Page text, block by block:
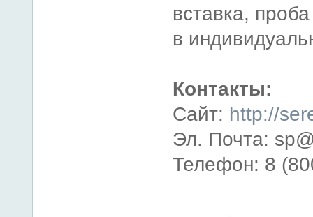
вставка,
в
Контакты:
Сайт: http://
Эл. Почта:
Телефон: 8